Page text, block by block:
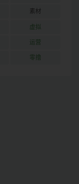
素材
虚拟
运营
零撸